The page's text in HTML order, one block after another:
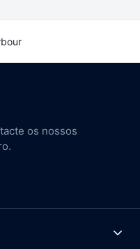
os nossos